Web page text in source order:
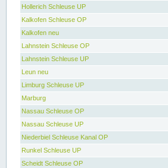
Hollerich Schleuse UP
Kalkofen Schleuse OP
Kalkofen neu
Lahnstein Schleuse OP
Lahnstein Schleuse UP
Leun neu
Limburg Schleuse UP
Marburg
Nassau Schleuse OP
Nassau Schleuse UP
Niederbiel Schleuse Kanal OP
Runkel Schleuse UP
Scheidt Schleuse OP